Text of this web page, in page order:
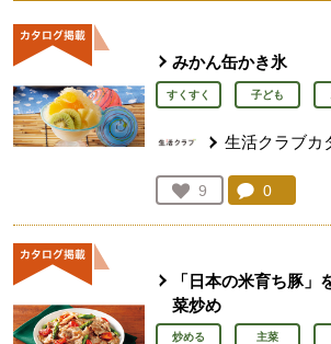
みかん缶かき氷
すくすく 子ども
生活クラブカ
お気に入り登録：
9
人が登録
コメント：
0
「日本の米育ち豚」
菜炒め
炒める 主菜